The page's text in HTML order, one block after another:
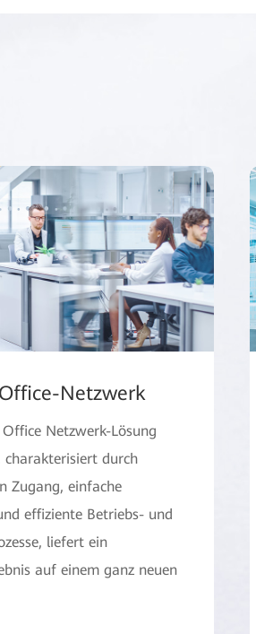
Netzwerk
Netzwerk-Lösung
charakterisiert durch
Zugang, einfache
effiziente Betriebs- und
liefert ein
auf einem ganz neuen